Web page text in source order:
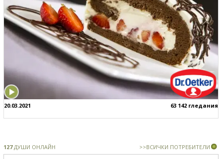
20.03.2021 63 142 гледания
127ДУШИ ОНЛАЙН >>ВСИЧКИ ПОТРЕБИТЕЛИ